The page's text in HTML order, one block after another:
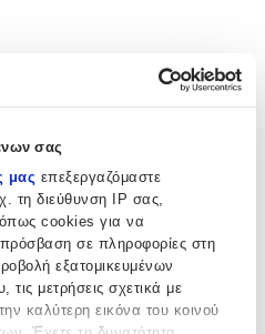
σας
μας επεξεργαζόμαστε
τη διεύθυνση IP σας,
όπως cookies για να
σε πληροφορίες στη
εξατομικευμένων
τις μετρήσεις σχετικά με
καλύτερη εικόνα του κοινού